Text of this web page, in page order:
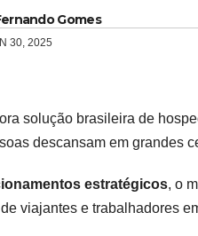
Gomes
30, 2025
solução brasileira de
descansam em grandes
estratégicos, o
viajantes e trabalhadores